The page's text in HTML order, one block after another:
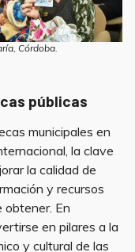
Córdoba.
públicas
municipales en
la clave
la calidad de
y recursos
obtener. En
en pilares a la
y cultural de las